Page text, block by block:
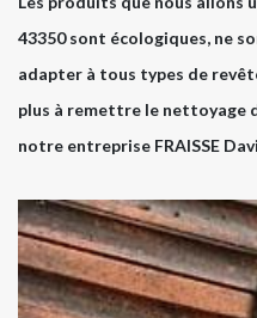
43350 sont écologiques, ne
adapter à tous types de
plus à remettre le nettoyage
notre entreprise FRAISSE